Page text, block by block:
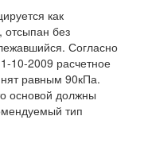
как
без
Согласно
10-2009 расчетное
равным 90кПа.
основой должны
тип